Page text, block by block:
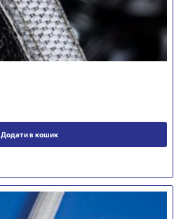
Додати в кошик